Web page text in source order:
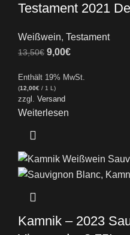
Testament 2021
Weißwein, Testament
13,50€ 9,00€
Enthält 19% MwSt.
(12,00€ / 1 L)
zzgl. Versand
Weiterlesen
Kamnik – 2023